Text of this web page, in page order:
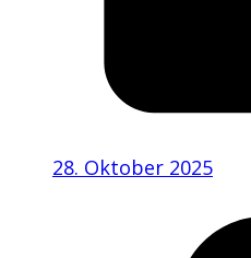
28. Oktober 2025